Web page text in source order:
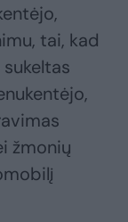
tai, kad
žmonių